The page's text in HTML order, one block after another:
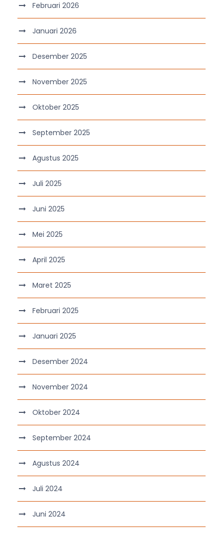
Februari 2026
Januari 2026
Desember 2025
November 2025
Oktober 2025
September 2025
Agustus 2025
Juli 2025
Juni 2025
Mei 2025
April 2025
Maret 2025
Februari 2025
Januari 2025
Desember 2024
November 2024
Oktober 2024
September 2024
Agustus 2024
Juli 2024
Juni 2024